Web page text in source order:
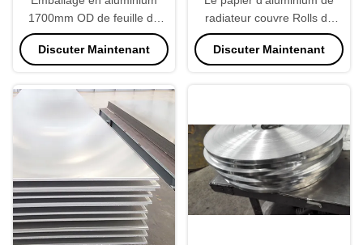
1700mm OD de feuille de
radiateur réglable de 3003
catégories.
Discuter Maintenant
radiateur couvre Rolls de
largeur de l'aluminium
2400mm
Discuter Maintenant